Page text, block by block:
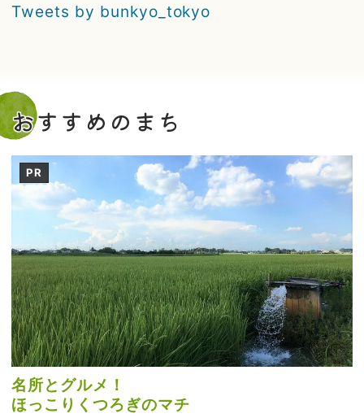
Tweets by bunkyo_tokyo
おすすめのまち
PR
名所とグルメ！
ほっこりくつろぎのマチ